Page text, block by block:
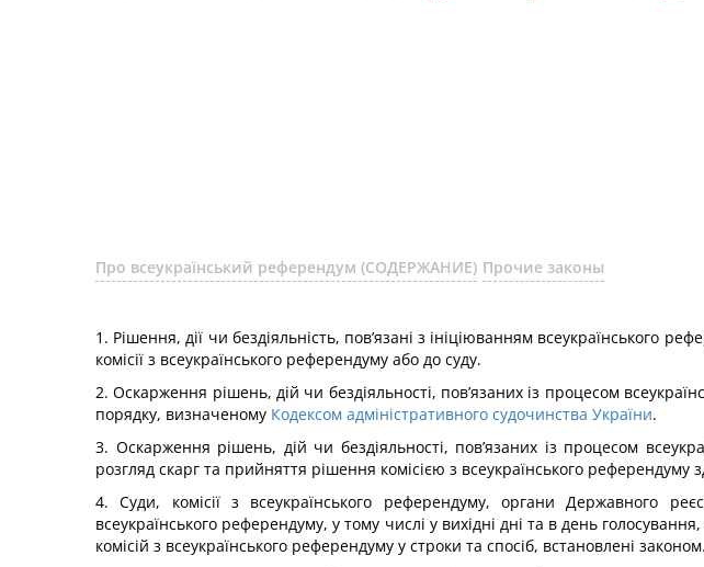
Про всеукраїнський референдум (СОДЕРЖАНИЕ) Прочие законы
1. Рішення, дії чи бездіяльність, пов’язані з ініціюванням всеукраїнського
комісії з всеукраїнського референдуму або до суду.
2. Оскарження рішень, дій чи бездіяльності, пов’язаних із процесом
порядку, визначеному Кодексом адміністративного судочинства України.
3. Оскарження рішень, дій чи бездіяльності, пов’язаних із процесом
розгляд скарг та прийняття рішення комісією з всеукраїнського
4. Суди, комісії з всеукраїнського референдуму, органи Державного
всеукраїнського референдуму, у тому числі у вихідні дні та в день
комісій з всеукраїнського референдуму у строки та спосіб, встановлені законом.